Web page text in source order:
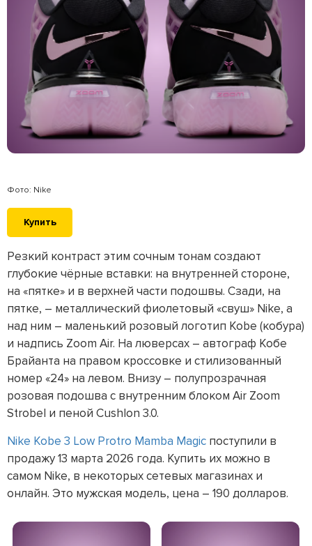
Фото: Nike
Купить
Резкий контраст этим сочным тонам создают
глубокие чёрные вставки: на внутренней стороне,
на «пятке» и в верхней части подошвы. Сзади, на
пятке, – металлический фиолетовый «свуш» Nike, а
над ним – маленький розовый логотип Kobe (кобура)
и надпись Zoom Air. На люверсах – автограф Кобе
Брайанта на правом кроссовке и стилизованный
номер «24» на левом. Внизу – полупрозрачная
розовая подошва с внутренним блоком Air Zoom
Strobel и пеной Cushlon 3.0.
Nike Kobe 3 Low Protro Mamba Magic поступили в
продажу 13 марта 2026 года. Купить их можно в
самом Nike, в некоторых сетевых магазинах и
онлайн. Это мужская модель, цена – 190 долларов.